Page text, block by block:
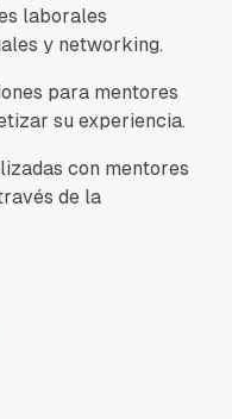
laborales
y networking.
para mentores
su experiencia.
con mentores
de la